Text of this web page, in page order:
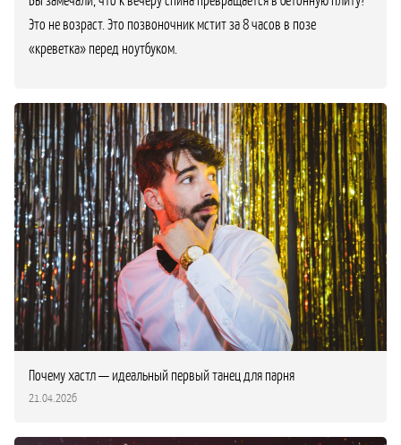
Это не возраст. Это позвоночник мстит за 8 часов в позе
«креветка» перед ноутбуком.
Почему хастл — идеальный первый танец для парня
21.04.2026